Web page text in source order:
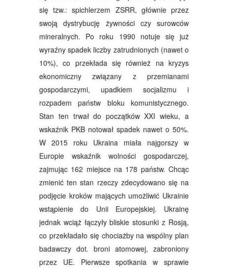
się tzw.: spichlerzem ZSRR, głównie przez
swoją dystrybucję żywności czy surowców
mineralnych. Po roku 1990 notuje się już
wyraźny spadek liczby zatrudnionych (nawet o
10%), co przekłada się również na kryzys
ekonomiczny związany z przemianami
gospodarczymi, upadkiem socjalizmu i
rozpadem państw bloku komunistycznego.
Stan ten trwał do początków XXI wieku, a
wskaźnik PKB notował spadek nawet o 50%.
W 2015 roku Ukraina miała najgorszy w
Europie wskaźnik wolności gospodarczej,
zajmując 162 miejsce na 178 państw. Chcąc
zmienić ten stan rzeczy zdecydowano się na
podjęcie kroków mających umożliwić Ukrainie
wstąpienie do Unii Europejskiej. Ukrainę
jednak wciąż łączyły bliskie stosunki z Rosją,
co przekładało się chociażby na wspólny plan
badawczy dot. broni atomowej, zabroniony
przez UE. Pierwsze spotkania w sprawie